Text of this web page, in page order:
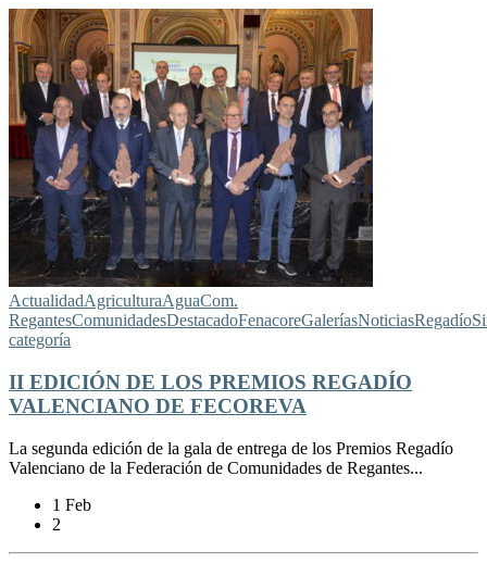
ActualidadAgriculturaAguaCom.
RegantesComunidadesDestacadoFenacoreGaleríasNoticiasRegadío
categoría
II EDICIÓN DE LOS PREMIOS REGADÍO
VALENCIANO DE FECOREVA
La segunda edición de la gala de entrega de los Premios Regadío
Valenciano de la Federación de Comunidades de Regantes...
1 Feb
2